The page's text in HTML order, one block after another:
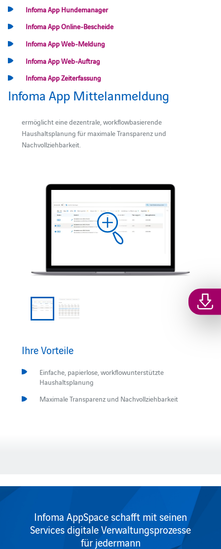
Infoma App Hundemanager
Infoma App Online-Bescheide
Infoma App Web-Meldung
Infoma App Web-Auftrag
Infoma App Zeiterfassung
Infoma App Mittelanmeldung
ermöglicht eine dezentrale, workflowbasierende
Haushaltsplanung für maximale Transparenz und
Nachvollziehbarkeit.
Ihre Vorteile
Einfache, papierlose, workflowunterstützte
Haushaltsplanung
Maximale Transparenz und Nachvollziehbarkeit
Infoma AppSpace schafft mit seinen
Services digitale Verwaltungsprozesse
für jedermann